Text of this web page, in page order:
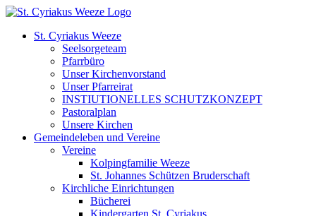
Zum
springenSt. Cyriakus Weeze
Seelsorgeteam
Pfarrbüro
Unser Kirchenvorstand
Unser Pfarreirat
INSTIUTIONELLES SCHUTZKONZEPT
Pastoralplan
Unsere Kirchen
Gemeindeleben und Vereine
Vereine
Kolpingfamilie Weeze
St. Johannes Schützen Bruderschaft
Kirchliche Einrichtungen
Bücherei
Kindergarten St. Cyriakus